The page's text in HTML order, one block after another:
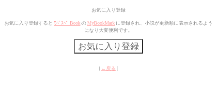
お気に入り登録
お気に入り登録すると ﾓﾊﾞｽﾍﾟ BookのMyBookMark に登録され、小説が更新順に表示されるよう
になり大変便利です。
[ ←戻る ]